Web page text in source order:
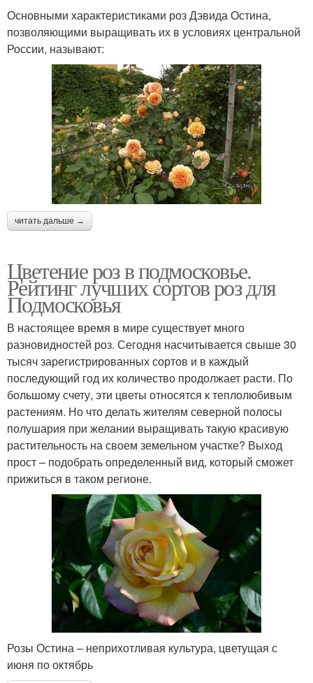
Основными характеристиками роз Дэвида Остина,
позволяющими выращивать их в условиях центральной
России, называют:
читать дальше →
Цветение роз в подмосковье.
Рейтинг лучших сортов роз для
Подмосковья
В настоящее время в мире существует много
разновидностей роз. Сегодня насчитывается свыше 30
тысяч зарегистрированных сортов и в каждый
последующий год их количество продолжает расти. По
большому счету, эти цветы относятся к теплолюбивым
растениям. Но что делать жителям северной полосы
полушария при желании выращивать такую красивую
растительность на своем земельном участке? Выход
прост – подобрать определенный вид, который сможет
прижиться в таком регионе.
Розы Остина – неприхотливая культура, цветущая с
июня по октябрь